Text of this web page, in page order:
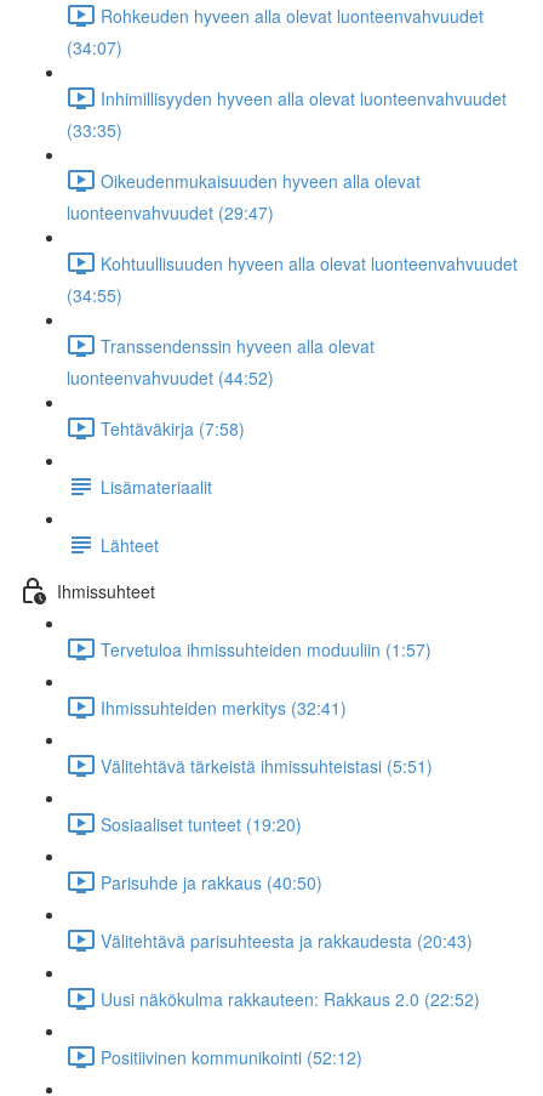
Rohkeuden hyveen alla olevat luonteenvahvuudet
(34:07)
Inhimillisyyden hyveen alla olevat luonteenvahvuudet
(33:35)
Oikeudenmukaisuuden hyveen alla olevat
luonteenvahvuudet (29:47)
Kohtuullisuuden hyveen alla olevat luonteenvahvuudet
(34:55)
Transsendenssin hyveen alla olevat
luonteenvahvuudet (44:52)
Tehtäväkirja (7:58)
Lisämateriaalit
Lähteet
Ihmissuhteet
Tervetuloa ihmissuhteiden moduuliin (1:57)
Ihmissuhteiden merkitys (32:41)
Välitehtävä tärkeistä ihmissuhteistasi (5:51)
Sosiaaliset tunteet (19:20)
Parisuhde ja rakkaus (40:50)
Välitehtävä parisuhteesta ja rakkaudesta (20:43)
Uusi näkökulma rakkauteen: Rakkaus 2.0 (22:52)
Positiivinen kommunikointi (52:12)